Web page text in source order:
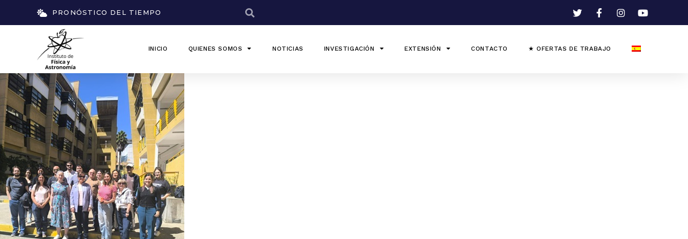
PRONÓSTICO DEL TIEMPO
INICIO QUIENES SOMOS NOTICIAS INVESTIGACIÓN EXTENSIÓN CONTACTO ★ OFERTAS DE TRABAJO